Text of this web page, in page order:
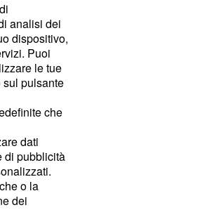
analisi dei
dispositivo,
Puoi
le tue
sul pulsante
che
dati
di pubblicità
o la
dei